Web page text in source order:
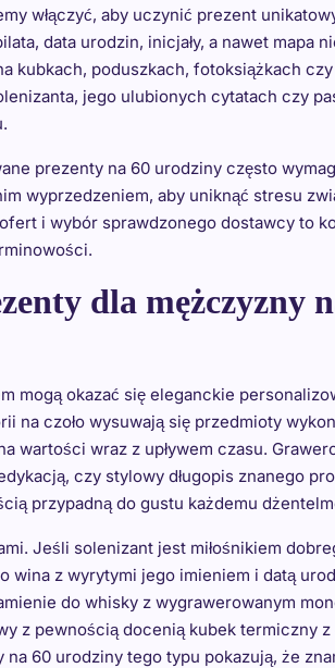
włączyć, aby uczynić prezent
data urodzin, inicjały, a nawet mapa
kubkach, poduszkach, fotoksiążkach
jego ulubionych cytatach czy
prezenty na 60 urodziny często
wyprzedzeniem, aby uniknąć stresu
i wybór sprawdzonego dostawcy to
dla mężczyzny
mogą okazać się eleganckie
na czoło wysuwają się przedmioty
wartości wraz z upływem czasu.
czy stylowy długopis znanego
przypadną do gustu każdemu
Jeśli solenizant jest miłośnikiem
wina z wyrytymi jego imieniem i datą
do whisky z wygrawerowanym
z pewnością docenią kubek termiczny
60 urodziny tego typu pokazują, że